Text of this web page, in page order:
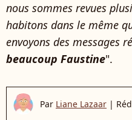
nous sommes revues
habitons dans le même
envoyons des messages
beaucoup Faustine".
Par Liane Lazaar |